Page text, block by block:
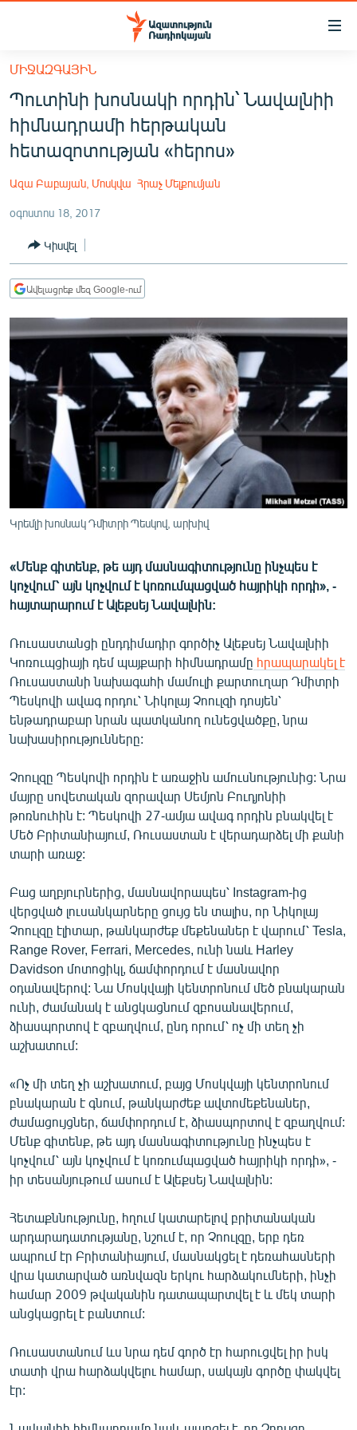
Մատչելիության
հիմնական
բովանդակությանը
Անցնել
հիմնական
մենյուին
ՀԱՅԱՍՏԱՆ
ՔԱՂԱՔԱԿԱՆ
ՏՆՏԵՍՈՒԹՅՈՒՆ
ՂԱՐԱԲԱՂ
ՏԱՐԱԾԱՇՐՋԱՆ
ՄԻՋԱԶԳԱՅԻՆ
ՄՇԱԿՈՒՅԹ
ՍՊՈՐՏ
ՄԵԿՆԱԲԱՆՈՒԹՅՈՒՆ
ՏՏ ԵՒ ԻՆՏԵՐՆԵՏ
ՏԵՍԱՆՅՈՒԹԵՐ
ԲԱՆԱՎԵՃ
ՓՈԴՔԱՍԹ
Հայերեն
English
ՀԵՏԵՎԵՔ ՄԵԶ
«Ազատության» բոլոր կայքերը
ՄԻՋԱԶԳԱՅԻՆ
Պուտինի խոսնակի որդին՝ Նավալնիի
հիմնադրամի հերթական
հետազոտության «հերոս»
Ազա Բաբայան, Մոսկվա Հրաչ Մելքումյան
օգոստոս 18, 2017
Կիսվել
Ավելացրեք մեզ Google-ում
Կրեմլի խոսնակ Դմիտրի Պեսկով, արխիվ
«Մենք գիտենք, թե այդ մասնագիտությունը ինչպես է
կոչվում՝ այն կոչվում է կոռումպացված հայրիկի որդի», -
հայտարարում է Ալեքսեյ Նավալնին:
Ռուսաստանցի ընդդիմադիր գործիչ Ալեքսեյ Նավալնիի
Կոռուպցիայի դեմ պայքարի հիմնադրամը հրապարակել է
Ռուսաստանի նախագահի մամուլի քարտուղար Դմիտրի
Պեսկովի ավագ որդու՝ Նիկոլայ Չոուլզի դոսյեն՝
ենթադրաբար նրան պատկանող ունեցվածքը, նրա
նախասիրությունները:
Չոուլզը Պեսկովի որդին է առաջին ամուսնությունից: Նրա
մայրը սովետական զորավար Սեմյոն Բուդյոնիի
թոռնուհին է: Պեսկովի 27-ամյա ավագ որդին բնակվել է
Մեծ Բրիտանիայում, Ռուսաստան է վերադարձել մի քանի
տարի առաջ:
Բաց աղբյուրներից, մասնավորապես՝ Instagram-ից
վերցված լուսանկարները ցույց են տալիս, որ Նիկոլայ
Չոուլզը էլիտար, թանկարժեք մեքենաներ է վարում՝ Tesla,
Range Rover, Ferrari, Mercedes, ունի նաև Harley
Davidson մոտոցիկլ, ճամփորդում է մասնավոր
օդանավերով: Նա Մոսկվայի կենտրոնում մեծ բնակարան
ունի, ժամանակ է անցկացնում զբոսանավերում,
ձիասպորտով է զբաղվում, ընդ որում՝ ոչ մի տեղ չի
աշխատում:
«Ոչ մի տեղ չի աշխատում, բայց Մոսկվայի կենտրոնում
բնակարան է գնում, թանկարժեք ավտոմեքենաներ,
ժամացույցներ, ճամփորդում է, ձիասպորտով է զբաղվում:
Մենք գիտենք, թե այդ մասնագիտությունը ինչպես է
կոչվում՝ այն կոչվում է կոռումպացված հայրիկի որդի», -
իր տեսանյութում ասում է Ալեքսեյ Նավալնին:
Հետաքննությունը, հղում կատարելով բրիտանական
արդարադատությանը, նշում է, որ Չոուլզը, երբ դեռ
ապրում էր Բրիտանիայում, մասնակցել է դեռահասների
վրա կատարված առնվազն երկու հարձակումների, ինչի
համար 2009 թվականին դատապարտվել է և մեկ տարի
անցկացրել է բանտում:
Ռուսաստանում ևս նրա դեմ գործ էր հարուցվել իր իսկ
տատի վրա հարձակվելու համար, սակայն գործը փակվել
էր: